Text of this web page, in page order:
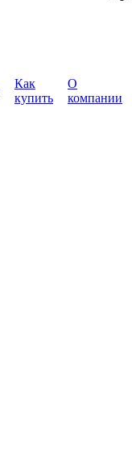
Как
купить
О
компании